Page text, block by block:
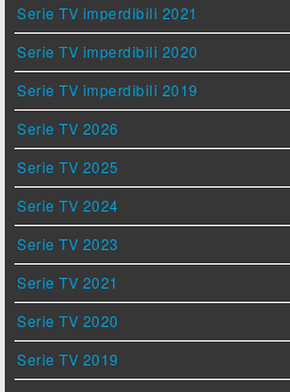
Serie TV imperdibili 2021
Serie TV imperdibili 2020
Serie TV imperdibili 2019
Serie TV 2026
Serie TV 2025
Serie TV 2024
Serie TV 2023
Serie TV 2021
Serie TV 2020
Serie TV 2019